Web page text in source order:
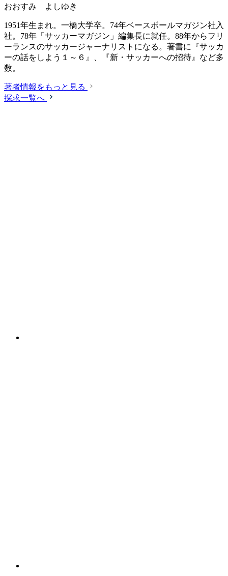
おおすみ よしゆき
1951年生まれ。一橋大学卒。74年ベースボールマガジン社入
社。78年「サッカーマガジン」編集長に就任。88年からフリ
ーランスのサッカージャーナリストになる。著書に『サッカ
ーの話をしよう１～６』、『新・サッカーへの招待』など多
数。
著者情報をもっと見る
探求一覧へ